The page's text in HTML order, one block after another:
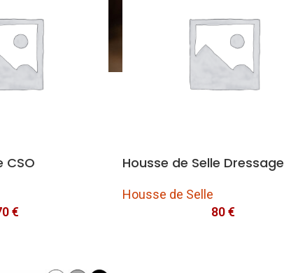
CSO
€
Housse de Selle Dressage
Housse de Selle
80€